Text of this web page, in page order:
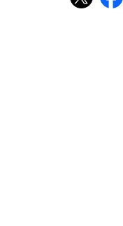
る」、「分担していな